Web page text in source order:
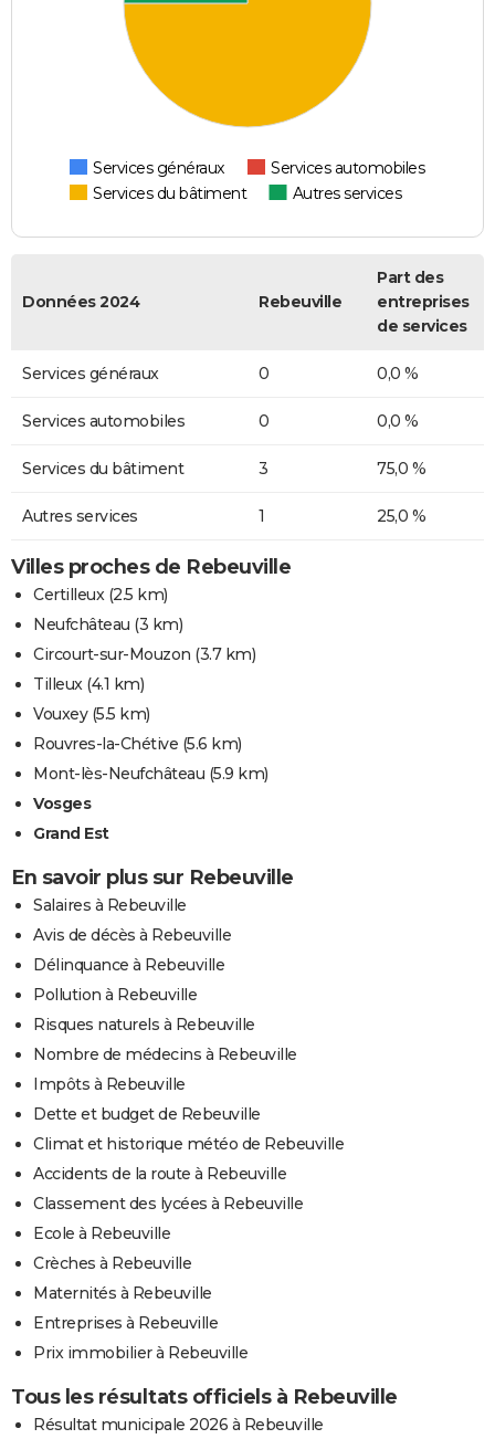
Services généraux
Services automobiles
Services du bâtiment
Autres services
Données 2024 Rebeuville
Part des
entreprises
de services
Services généraux 0 0,0 %
Services automobiles 0 0,0 %
Services du bâtiment 3 75,0 %
Autres services 1 25,0 %
Villes proches de Rebeuville
Certilleux(2.5 km)
Neufchâteau (3 km)
Circourt-sur-Mouzon (3.7 km)
Tilleux(4.1 km)
Vouxey(5.5 km)
Rouvres-la-Chétive (5.6 km)
Mont-lès-Neufchâteau (5.9 km)
Vosges
Grand Est
En savoir plus sur Rebeuville
Salaires à Rebeuville
Avis de décès à Rebeuville
Délinquance à Rebeuville
Pollution à Rebeuville
Risques naturels à Rebeuville
Nombre de médecins à Rebeuville
Impôts à Rebeuville
Dette et budget de Rebeuville
Climat et historique météo de Rebeuville
Accidents de la route à Rebeuville
Classement des lycées à Rebeuville
Ecole à Rebeuville
Crèches à Rebeuville
Maternités à Rebeuville
Entreprises à Rebeuville
Prix immobilier à Rebeuville
Tous les résultats officiels à Rebeuville
Résultat municipale 2026 à Rebeuville